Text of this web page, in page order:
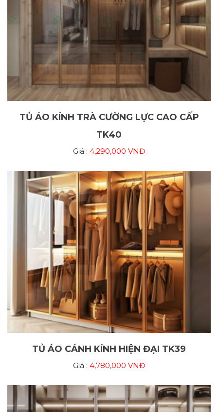
TỦ ÁO KÍNH TRÀ CƯỜNG LỰC CAO CẤP
TK40
Giá : 4,290,000 VNĐ
TỦ ÁO CÁNH KÍNH HIỆN ĐẠI TK39
Giá : 4,780,000 VNĐ